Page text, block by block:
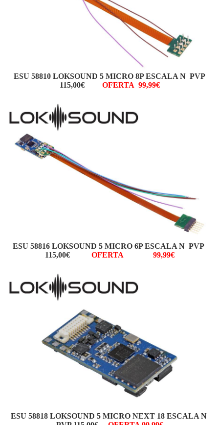
ESU 58810 LOKSOUND 5 MICRO 8P ESCALA N PVP
115,00€ OFERTA 99,99€
ESU 58816 LOKSOUND 5 MICRO 6P ESCALA N PVP
115,00€
OFERTA 99,99€
ESU 58818 LOKSOUND 5 MICRO NEXT 18 ESCALA N